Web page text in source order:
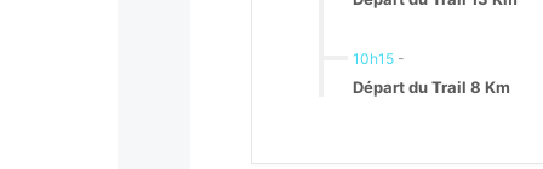
10h15 -
Départ du Trail 8 Km